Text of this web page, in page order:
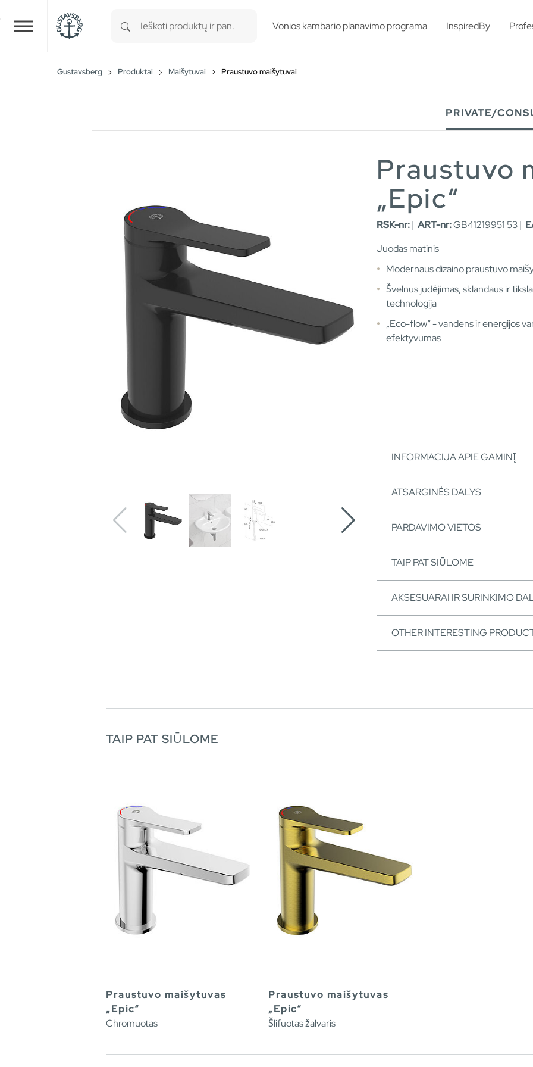
Skip to main content
Type 1 or more characters for results.
Vonios kambario planavimo programa InspiredBy
Gustavsberg Produktai Maišytuvai Praustuvo maišytuvai
PRIVATE/
Praustuvo
„Epic“
RSK-nr:| ART-nr:GB41219951 53 |
Juodas matinis
Modernaus dizaino praustuvo
Švelnus judėjimas, sklandaus ir
technologija
„Eco-flow“ - vandens ir energijos
efektyvumas
INFORMACIJA APIE GAMINĮ
ATSARGINĖS DALYS
PARDAVIMO VIETOS
TAIP PAT SIŪLOME
AKSESUARAI IR SURINKIMO
OTHER INTERESTING
TAIP PAT SIŪLOME
Praustuvo maišytuvas
„Epic“
Chromuotas
Praustuvo maišytuvas
„Epic“
Šlifuotas žalvaris